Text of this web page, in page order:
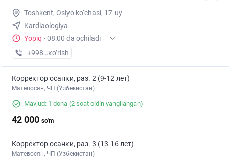
Toshkent, Osiyo ko‘chasi, 17-uy
Kardiaologiya
Yopiq · 08:00 da ochiladi
+998 (95) XXX-XX-XX
кo’rish
Корректор осанки, раз. 2 (9-12 лет)
Матевосян, ЧП (Узбекистан)
Mavjud: 1 dona (2 soat oldin yangilangan)
42 000 so'm
Корректор осанки, раз. 3 (13-16 лет)
Матевосян, ЧП (Узбекистан)